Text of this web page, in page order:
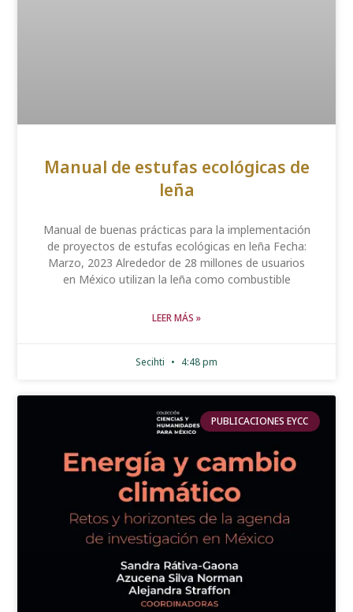
Manual de estufas ecológicas de
leña
Manual de buenas prácticas para la implementación
de proyectos de estufas ecológicas en leña Fecha:
Marzo, 2023 Alrededor de 28 millones de usuarios
en México utilizan la leña como combus­tible
LEER MÁS »
Secihti 4:48 pm
PUBLICACIONES EYCC